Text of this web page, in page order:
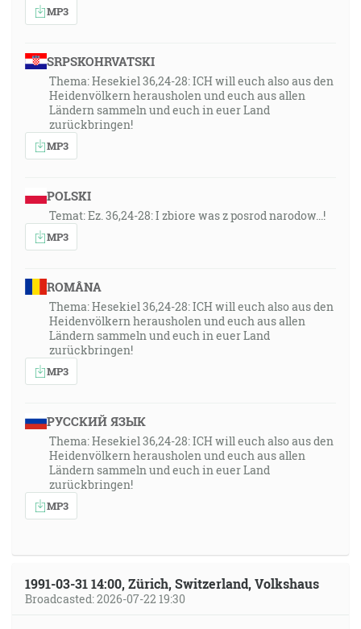
MP3
SRPSKOHRVATSKI
Thema: Hesekiel 36,24-28: ICH will euch also aus den
Heidenvölkern herausholen und euch aus allen
Ländern sammeln und euch in euer Land
zurückbringen!
MP3
POLSKI
Temat: Ez. 36,24-28: I zbiore was z posrod narodow...!
MP3
ROMÂNA
Thema: Hesekiel 36,24-28: ICH will euch also aus den
Heidenvölkern herausholen und euch aus allen
Ländern sammeln und euch in euer Land
zurückbringen!
MP3
РУССКИЙ ЯЗЫК
Thema: Hesekiel 36,24-28: ICH will euch also aus den
Heidenvölkern herausholen und euch aus allen
Ländern sammeln und euch in euer Land
zurückbringen!
MP3
1991-03-31 14:00, Zürich, Switzerland, Volkshaus
Broadcasted: 2026-07-22 19:30